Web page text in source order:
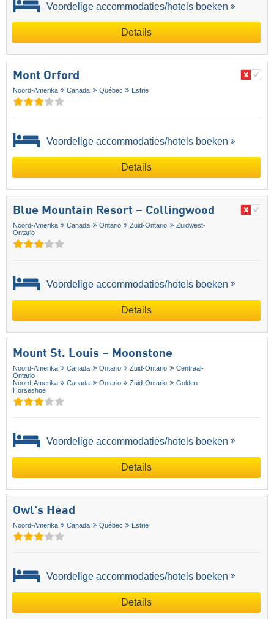
Voordelige accommodaties/hotels boeken
Details
Mont Orford
Noord-Amerika Canada Québec Estrië
Voordelige accommodaties/hotels boeken
Details
Blue Mountain Resort – Collingwood
Noord-Amerika Canada Ontario Zuid-Ontario
Zuidwest-
Ontario
Voordelige accommodaties/hotels boeken
Details
Mount St. Louis – Moonstone
Noord-Amerika Canada Ontario Zuid-Ontario
Centraal-
Ontario
Noord-Amerika
Canada Ontario Zuid-Ontario
Golden
Horseshoe
Voordelige accommodaties/hotels boeken
Details
Owl's Head
Noord-Amerika Canada Québec Estrië
Voordelige accommodaties/hotels boeken
Details